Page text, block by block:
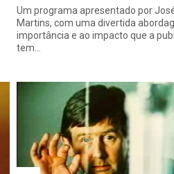
Um programa apresentado por
Martins, com uma divertida
importância e ao impacto que a
tem…